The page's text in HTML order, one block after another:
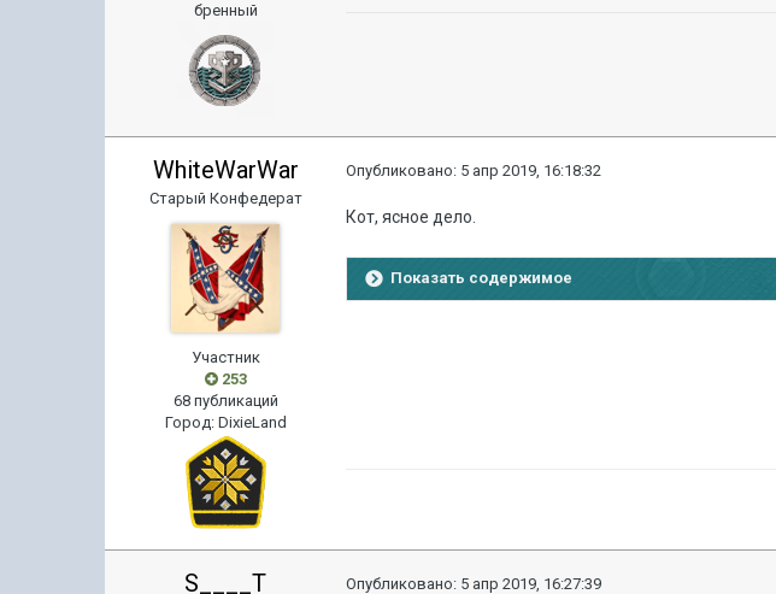
бренный
WhiteWarWar
Старый Конфедерат
Участник
253
68 публикаций
Город: DixieLand
Опубликовано: 5 апр 2019, 16:18:32
Кот, ясное дело.
Показать содержимое
S____T Опубликовано: 5 апр 2019, 16:27:39